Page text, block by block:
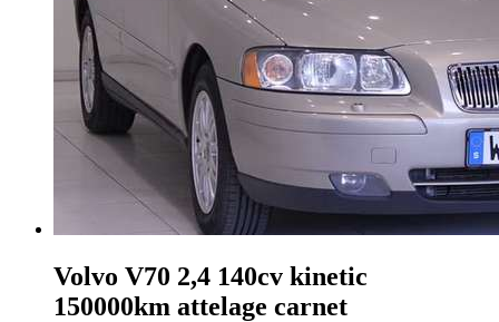
Volvo V70 2,4 140cv kinetic
150000km attelage carnet